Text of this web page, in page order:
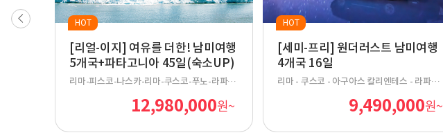
HOT
[리얼-이지] 여유를 더한! 남미여행
5개국+파타고니아 45일(숙소UP)
리마-피스코-나스카-리마-쿠스코-푸노-라파
에르토 몬트-푸에르토 바라스-산 카를로스 데
바릴로체- 로스 안티구오스-엘 찰텐-엘 칼라파
12,980,000원~
HOT
[세미-프리] 원더러스트 남미여행
4개국 16일
리마 - 쿠스코 - 아구아스 칼리엔테스 - 라파스 -
9,490,000원~